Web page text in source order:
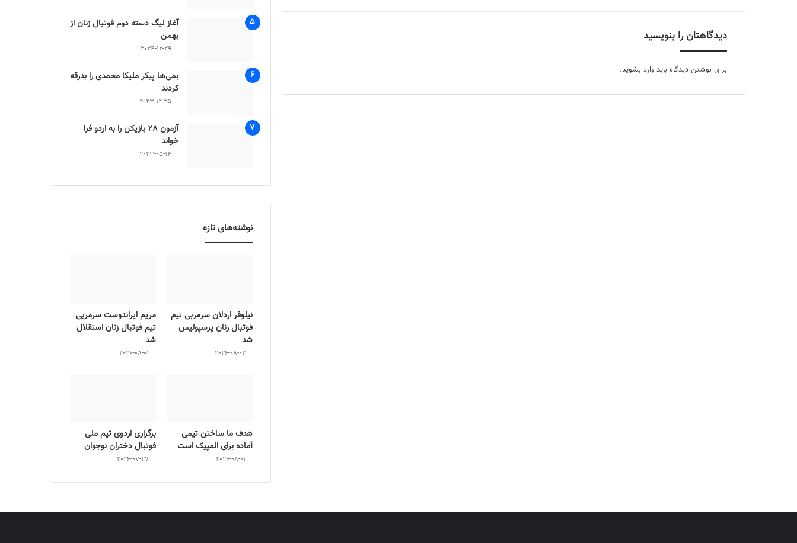
دیدگاهتان را بنویسید
برای نوشتن دیدگاه باید وارد بشوید.
آغاز لیگ دسته دوم فوتبال زنان از
بهمن
2024-12-29
بمی‌ها پیکر ملیکا محمدی را بدرقه
کردند
2023-12-25
آزمون 28 بازیکن را به اردو فرا
خواند
2023-05-14
نوشته‌های تازه
نیلوفر اردلان سرمربی تیم
فوتبال زنان پرسپولیس
شد
2026-08-02
مریم ایراندوست سرمربی
تیم فوتبال زنان استقلال
شد
2026-08-01
هدف ما ساختن تیمی
آماده برای المپیک است
2026-08-01
برگزاری اردوی تیم ملی
فوتبال دختران نوجوان
2026-07-27